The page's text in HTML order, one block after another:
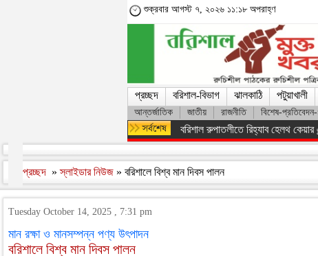
শুক্রবার আগস্ট ৭, ২০২৬ ১১:১৮ অপরাহ্ণ
প্রচ্ছদ বরিশাল-বিভাগ ঝালকাঠি পটুয়াখালী
আন্তর্জাতিক জাতীয় রাজনীতি বিশেষ-
ফরিদপুরের ভাঙ্গায় নিয়ন্ত্রণ হারিয়ে
প্রচ্ছদ »স্লাইডার নিউজ » বরিশালে বিশ্ব মান দিবস পালন
Tuesday October 14, 2025 , 7:31 pm
মান রক্ষা ও মানসম্পন্ন পণ্য উৎপাদন
বরিশালে বিশ্ব মান দিবস পালন